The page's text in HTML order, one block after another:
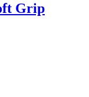
Grip